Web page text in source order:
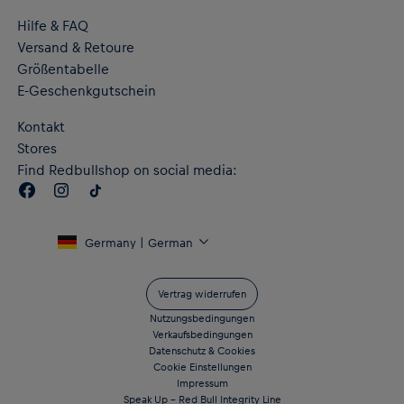
Hilfe & FAQ
Versand & Retoure
Größentabelle
E-Geschenkgutschein
Kontakt
Stores
Find Redbullshop on social media:
Germany | German
Vertrag widerrufen
Nutzungsbedingungen
Verkaufsbedingungen
Datenschutz & Cookies
Cookie Einstellungen
Impressum
Speak Up – Red Bull Integrity Line